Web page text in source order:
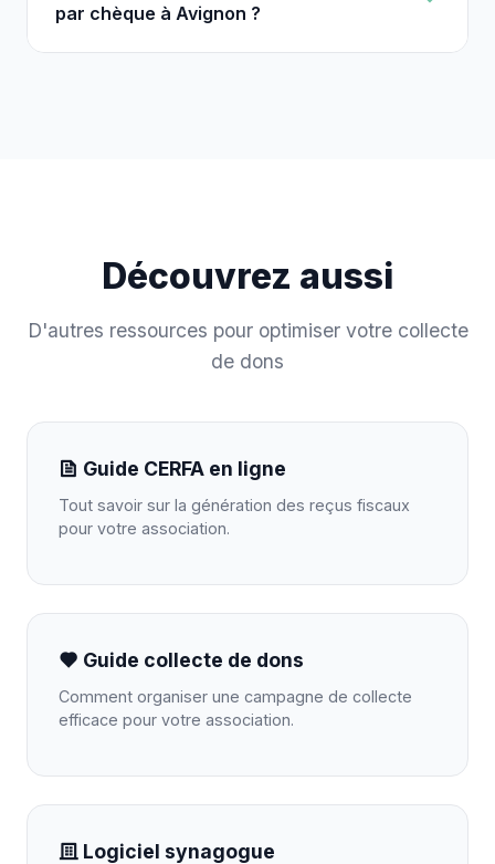
par chèque à Avignon ?
Découvrez aussi
D'autres ressources pour optimiser votre collecte
de dons
Guide CERFA en ligne
Tout savoir sur la génération des reçus fiscaux
pour votre association.
Guide collecte de dons
Comment organiser une campagne de collecte
efficace pour votre association.
Logiciel synagogue